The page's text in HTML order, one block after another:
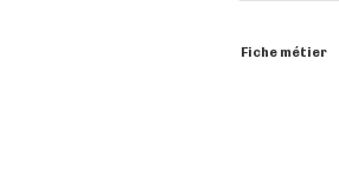
Fiche métier